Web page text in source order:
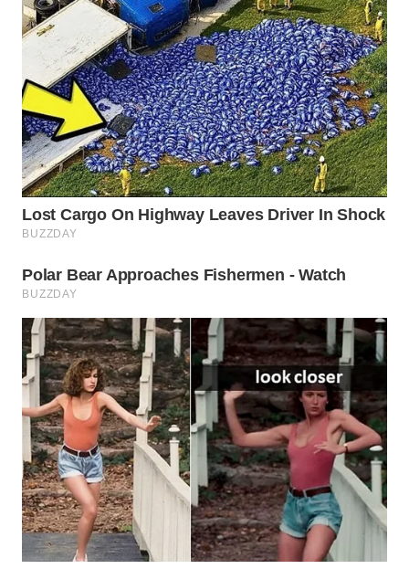
SUMEDANG
WN
CIANJUR
WN
KEPULAUAN
SERIBU
WN
TANGERANG
WN
WN
CIREBON
WN
INDRAMAYU
WN
KUNINGAN
WN